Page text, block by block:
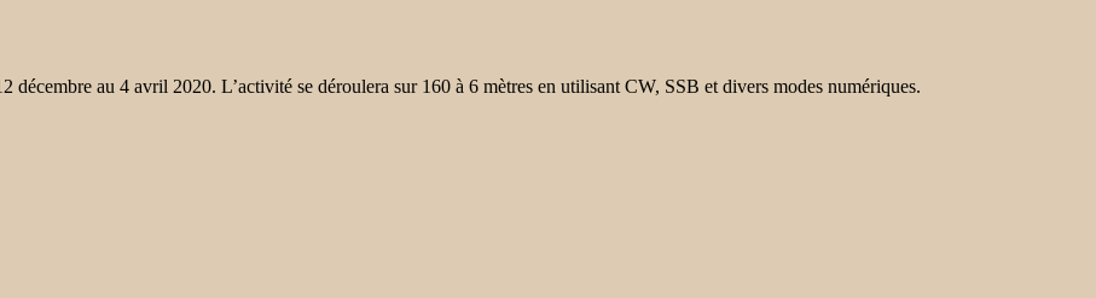
au 4 avril 2020. L’activité se déroulera sur 160 à 6 mètres en utilisant CW, SSB et divers modes numériques.